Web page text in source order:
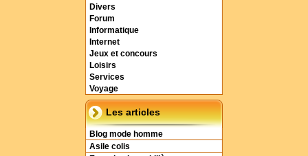
Divers
Forum
Informatique
Internet
Jeux et concours
Loisirs
Services
Voyage
Les articles
Blog mode homme
Asile colis